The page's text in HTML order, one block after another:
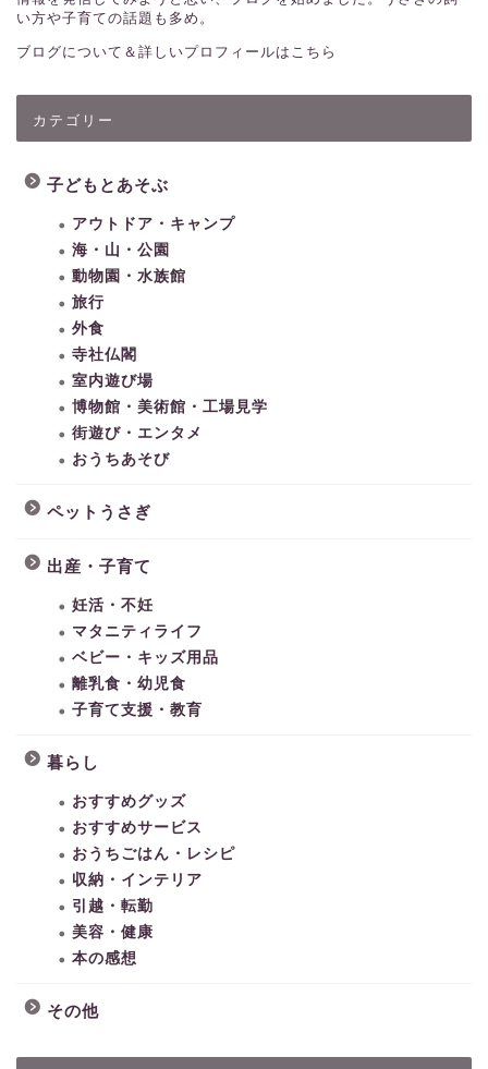
い方や子育ての話題も多め。
ブログについて＆詳しいプロフィールはこちら
カテゴリー
子どもとあそぶ
アウトドア・キャンプ
海・山・公園
動物園・水族館
旅行
外食
寺社仏閣
室内遊び場
博物館・美術館・工場見学
街遊び・エンタメ
おうちあそび
ペットうさぎ
出産・子育て
妊活・不妊
マタニティライフ
ベビー・キッズ用品
離乳食・幼児食
子育て支援・教育
暮らし
おすすめグッズ
おすすめサービス
おうちごはん・レシピ
収納・インテリア
引越・転勤
美容・健康
本の感想
その他